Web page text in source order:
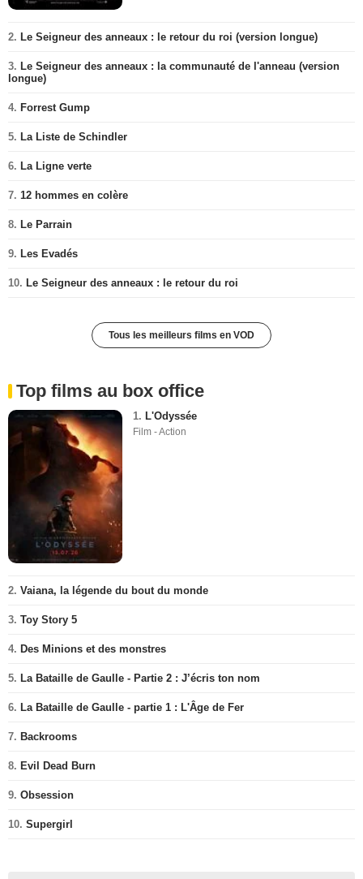
2. Le Seigneur des anneaux : le retour du roi (version longue)
3. Le Seigneur des anneaux : la communauté de l'anneau (version
longue)
4. Forrest Gump
5. La Liste de Schindler
6. La Ligne verte
7. 12 hommes en colère
8. Le Parrain
9. Les Evadés
10. Le Seigneur des anneaux : le retour du roi
Tous les meilleurs films en VOD
Top films au box office
1. L'Odyssée
Film - Action
2. Vaiana, la légende du bout du monde
3. Toy Story 5
4. Des Minions et des monstres
5. La Bataille de Gaulle - Partie 2 : J’écris ton nom
6. La Bataille de Gaulle - partie 1 : L'Âge de Fer
7. Backrooms
8. Evil Dead Burn
9. Obsession
10. Supergirl